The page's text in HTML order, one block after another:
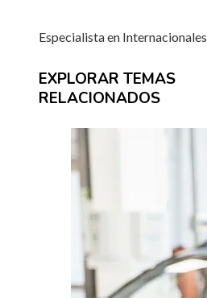
Especialista en Internacionales
EXPLORAR TEMAS
RELACIONADOS